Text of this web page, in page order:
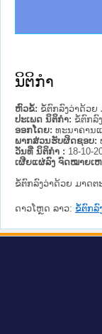
າຊົນ ພາກເໜືອ
ການ
ກາງ
ໃຕ້
ຕຳຫຼວດປະຊາ
ສັນຕິບານປະຊ
ກເໜືອ
າຊົນ ພາກກາງ
ນິຕິກໍາ
ຫົວຂໍ້: ຂໍ້ຕົກລົງວ່າດ້ວຍ
ປະເພດ ນິຕິກໍາ: ຂໍ້ຕົກລົງ
ອອກໂດຍ: ທະນາຄານ
ພາກສ່ວນຮັບຜິດຊອບ:
ວັນທີ່ ນິຕິກໍາ : 18-10-
ເຜີຍແຜ່ລົງ ຈົດໝາຍເ
ຂໍ້ຕົກລົງວ່າດ້ວຍ ມາດ
ດາວໂຫຼດ ລາວ: ຂໍ້ຕົກລົ